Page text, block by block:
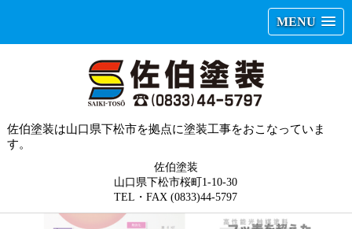
MENU
佐伯塗装は山口県下松市を拠点に塗装工事をおこなっていま
す。
佐伯塗装
山口県下松市桜町1-10-30
TEL・FAX (0833)44-5797